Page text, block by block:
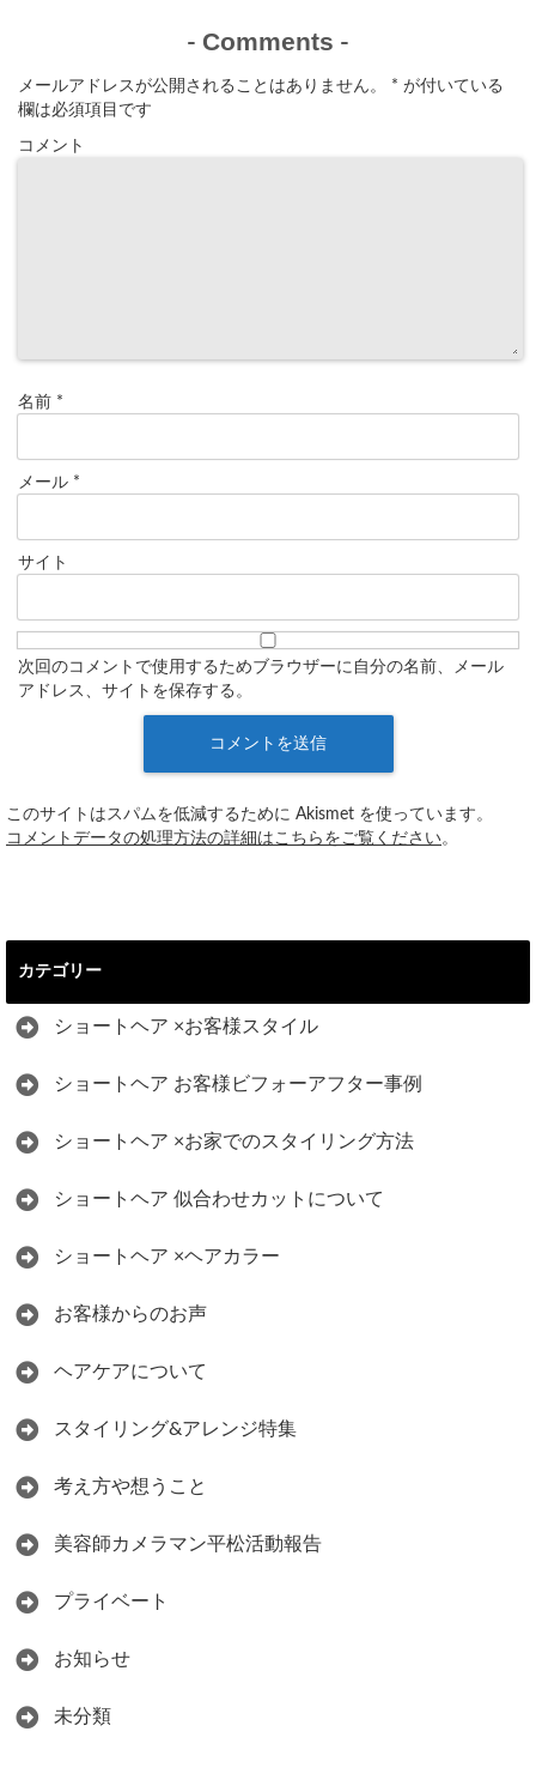
- Comments -
メールアドレスが公開されることはありません。 * が付いている
欄は必須項目です
コメント
名前 *
メール *
サイト
次回のコメントで使用するためブラウザーに自分の名前、メール
アドレス、サイトを保存する。
このサイトはスパムを低減するために Akismet を使っています。
コメントデータの処理方法の詳細はこちらをご覧ください。
カテゴリー
ショートヘア ×お客様スタイル
ショートヘア お客様ビフォーアフター事例
ショートヘア ×お家でのスタイリング方法
ショートヘア 似合わせカットについて
ショートヘア ×ヘアカラー
お客様からのお声
ヘアケアについて
スタイリング&アレンジ特集
考え方や想うこと
美容師カメラマン平松活動報告
プライベート
お知らせ
未分類